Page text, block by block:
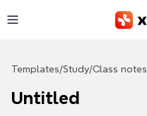
Templates/Study/Class notes
Untitled